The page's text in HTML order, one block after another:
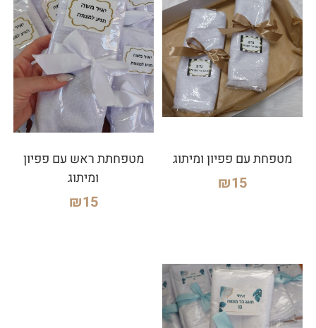
מטפחת עם פפיון ומיתוג
₪15
מטפחתת ראש עם פפיון
ומיתוג
₪15